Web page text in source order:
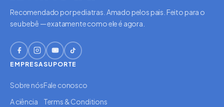
Recomendado por pediatras. Amado pelos pais. Feito para o
seu bebê — exatamente como ele é agora.
EMPRESA
Sobre nós
A ciência
SUPORTE
Fale conosco
Terms & Conditions